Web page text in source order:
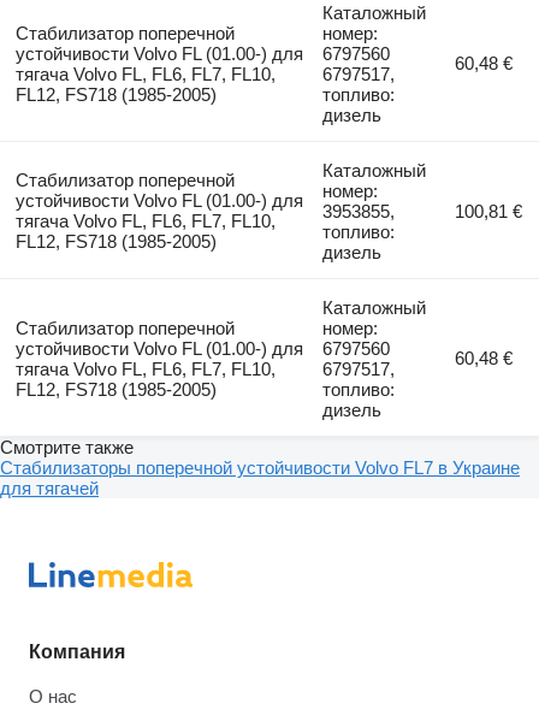
Стабилизатор поперечной
устойчивости Volvo FL (01.00-) для
тягача Volvo FL, FL6, FL7, FL10,
FL12, FS718 (1985-2005)
Каталожный
номер:
6797560
6797517,
топливо:
дизель
60,48 €
Стабилизатор поперечной
устойчивости Volvo FL (01.00-) для
тягача Volvo FL, FL6, FL7, FL10,
FL12, FS718 (1985-2005)
Каталожный
номер:
3953855,
топливо:
дизель
100,81 €
Стабилизатор поперечной
устойчивости Volvo FL (01.00-) для
тягача Volvo FL, FL6, FL7, FL10,
FL12, FS718 (1985-2005)
Каталожный
номер:
6797560
6797517,
топливо:
дизель
60,48 €
Смотрите также
Стабилизаторы поперечной устойчивости Volvo FL7 в Украине
для тягачей
Компания
О нас